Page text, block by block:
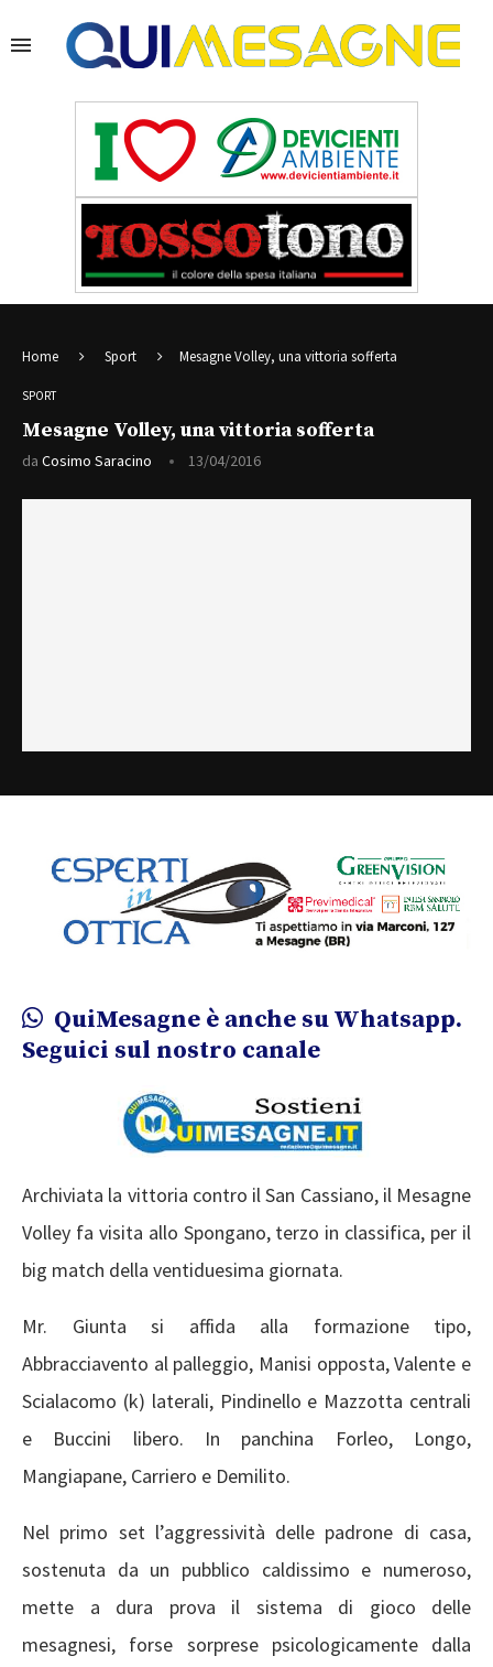
Home Sport Mesagne Volley, una vittoria sofferta
SPORT
Mesagne Volley, una vittoria sofferta
da Cosimo Saracino 13/04/2016
QuiMesagne è anche su Whatsapp.
Seguici sul nostro canale
Archiviata la vittoria contro il San Cassiano, il Mesagne
Volley fa visita allo Spongano, terzo in classifica, per il
big match della ventiduesima giornata.
Mr. Giunta si affida alla formazione tipo,
Abbracciavento al palleggio, Manisi opposta, Valente e
Scialacomo (k) laterali, Pindinello e Mazzotta centrali
e Buccini libero. In panchina Forleo, Longo,
Mangiapane, Carriero e Demilito.
Nel primo set l’aggressività delle padrone di casa,
sostenuta da un pubblico caldissimo e numeroso,
mette a dura prova il sistema di gioco delle
mesagnesi, forse sorprese psicologicamente dalla